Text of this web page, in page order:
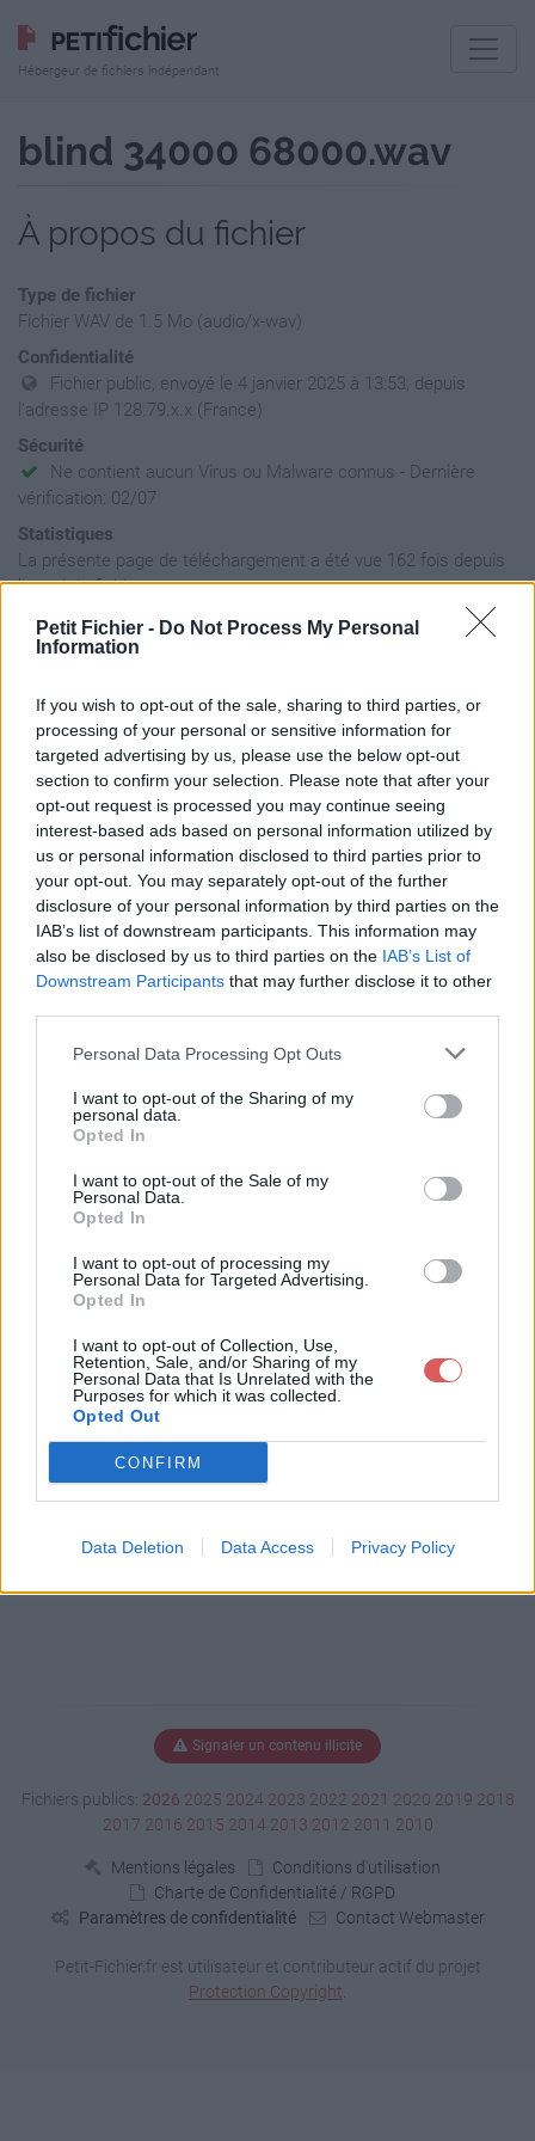
Petit Fichier - Do Not Process My Personal
Information
If you wish to opt-out of the sale, sharing to third parties, or
processing of your personal or sensitive information for
targeted advertising by us, please use the below opt-out
section to confirm your selection. Please note that after your
opt-out request is processed you may continue seeing
interest-based ads based on personal information utilized by
us or personal information disclosed to third parties prior to
your opt-out. You may separately opt-out of the further
disclosure of your personal information by third parties on the
IAB’s list of downstream participants. This information may
also be disclosed by us to third parties on the IAB’s List of
Downstream Participants that may further disclose it to other
Personal Data Processing Opt Outs
I want to opt-out of the Sharing of my
personal data.
Opted In
I want to opt-out of the Sale of my
Personal Data.
Opted In
I want to opt-out of processing my
Personal Data for Targeted Advertising.
Opted In
I want to opt-out of Collection, Use,
Retention, Sale, and/or Sharing of my
Personal Data that Is Unrelated with the
Purposes for which it was collected.
Opted Out
CONFIRM
Data Deletion Data Access Privacy Policy
Hébergeur de fichiers indépendant
blind 34000 68000.wav
À propos du fichier
Type de fichier
Fichier WAV de 1.5 Mo (audio/x-wav)
Confidentialité
Fichier public, envoyé le 4 janvier 2025 à 13:53, depuis
l'adresse IP 128.79.x.x (France)
Sécurité
Ne contient aucun Virus ou Malware connus - Dernière
vérification: 02/07
Statistiques
La présente page de téléchargement a été vue 162 fois depuis
l'envoi du fichier
Page de téléchargement
https://www.petit-fichier.fr/2025/01/04/blind-34000---68000/
Aperçu du fichier
Partager le fichier blind 34000 -
68000.wav sur le Web et les
réseaux sociaux:
Télécharger le fichier blind 3400
0 - 68000.wav
Télécharger blind 34000 - 68000.
wav
Signaler un contenu illicite
Fichiers publics: 2026 2025 2024 2023 2022 2021 2020 2019 2018
2017 2016 2015 2014 2013 2012 2011 2010
Mentions légales
Conditions d'utilisation
Charte de Confidentialité / RGPD
Paramètres de confidentialité
Contact Webmaster
Petit-Fichier.fr est utilisateur et contributeur actif du projet
Protection Copyright